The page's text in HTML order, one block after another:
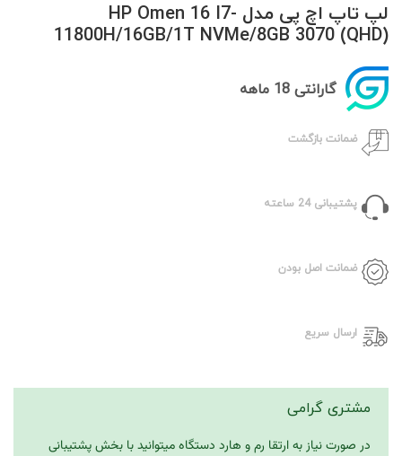
لپ تاپ اچ پی مدل HP Omen 16 I7-
11800H/16GB/1T NVMe/8GB 3070 (QHD)
گارانتی 18 ماهه
ضمانت بازگشت
پشتیبانی 24 ساعته
ضمانت اصل بودن
ارسال سریع
مشتری گرامی
در صورت نیاز به ارتقا رم و هارد دستگاه میتوانید با بخش پشتیبانی